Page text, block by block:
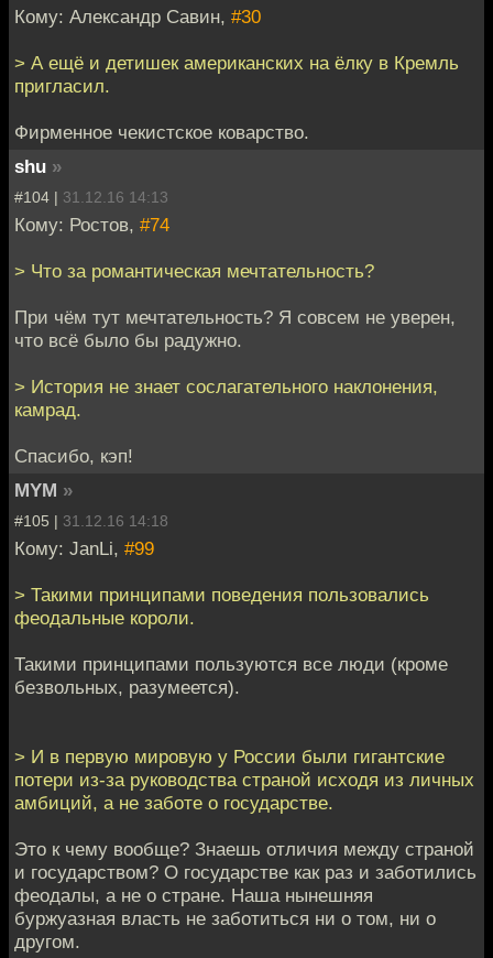
Кому: Александр Савин, #30
> А ещё и детишек американских на ёлку в Кремль
пригласил.
Фирменное чекистское коварство.
shu »
#104 | 31.12.16 14:13
Кому: Ростов, #74
> Что за романтическая мечтательность?
При чём тут мечтательность? Я совсем не уверен,
что всё было бы радужно.
> История не знает сослагательного наклонения,
камрад.
Спасибо, кэп!
MYM »
#105 | 31.12.16 14:18
Кому: JanLi, #99
> Такими принципами поведения пользовались
феодальные короли.
Такими принципами пользуются все люди (кроме
безвольных, разумеется).
> И в первую мировую у России были гигантские
потери из-за руководства страной исходя из личных
амбиций, а не заботе о государстве.
Это к чему вообще? Знаешь отличия между страной
и государством? О государстве как раз и заботились
феодалы, а не о стране. Наша нынешняя
буржуазная власть не заботиться ни о том, ни о
другом.